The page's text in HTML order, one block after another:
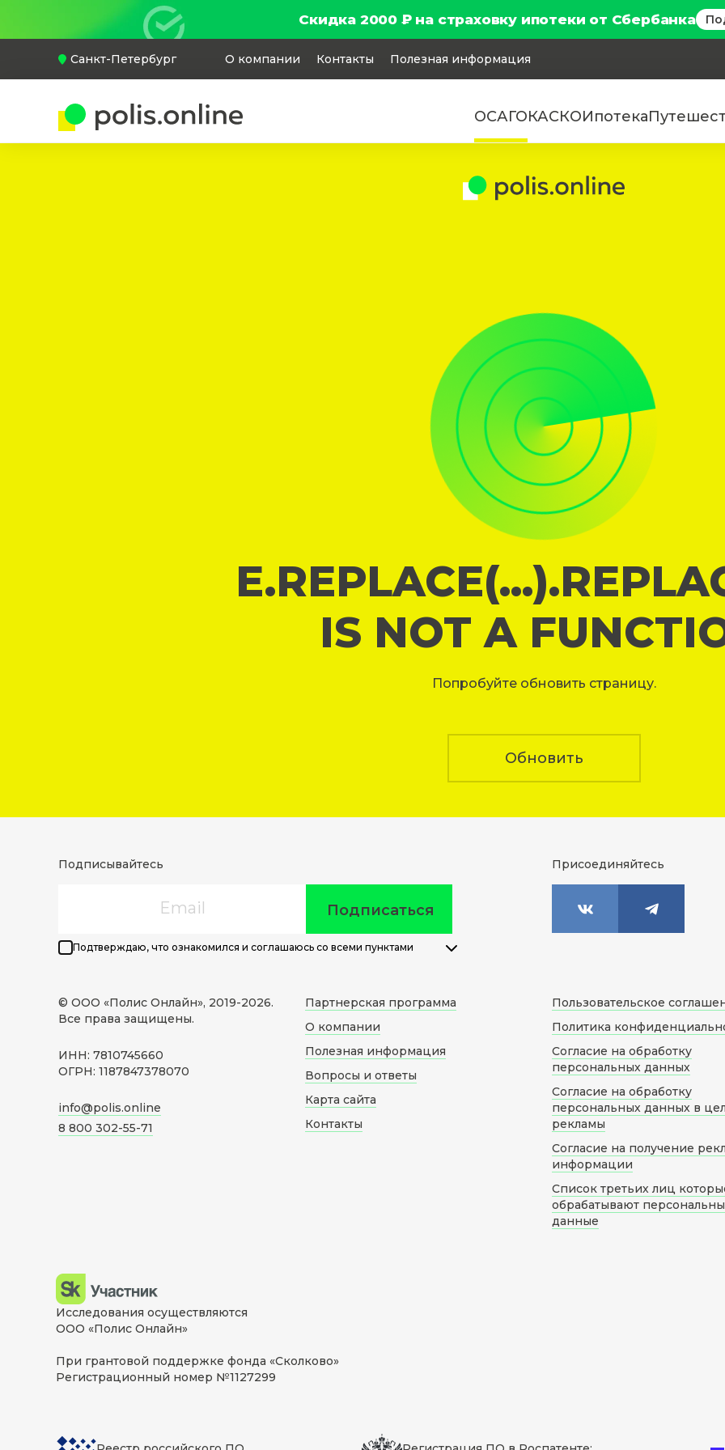
Скидка 2000 ₽ на страховку ипотеки от Сбербанка
Санкт-Петербург О компании Контакты Полезная информация
ОСАГОКАСКОИпотека
IS NOT A
Попробуйте обновить страницу.
Обновить
Подписывайтесь
Подписаться
Подтверждаю, что ознакомился и соглашаюсь со всеми пунктами
Присоединяйтесь
© ООО «Полис Онлайн», 2019-2026.
Все права защищены.
ИНН: 7810745660
ОГРН: 1187847378070
info@polis.online
8 800 302-55-71
Партнерская программа
О компании
Полезная информация
Вопросы и ответы
Карта сайта
Контакты
Пользовательское
Политика
Согласие на обработку
персональных данных
Согласие на обработку
персональных данных в
рекламы
Согласие на получение
информации
Список третьих лиц
обрабатывают
данные
Исследования осуществляются
ООО «Полис Онлайн»
При грантовой поддержке фонда «Сколково»
Регистрационный номер №1127299